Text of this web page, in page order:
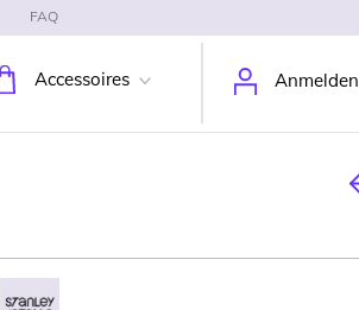
Accessoires Anmelden
FAQ